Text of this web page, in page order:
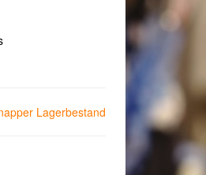
Lagerbestand